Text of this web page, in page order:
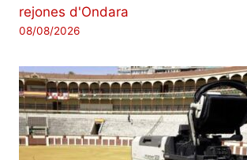
rejones d'Ondara
08/08/2026